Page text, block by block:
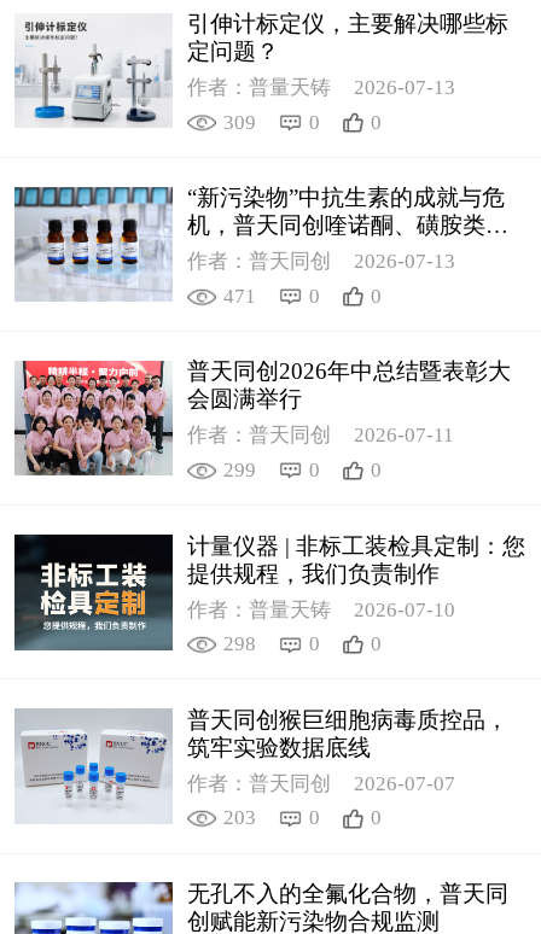
引伸计标定仪，主要解决哪些标
定问题？
作者：普量天铸
2026-07-13
309
0 0
“新污染物”中抗生素的成就与危
机，普天同创喹诺酮、磺胺类质
控新品筑牢环境安全防线
作者：普天同创
2026-07-13
471
0 0
普天同创2026年中总结暨表彰大
会圆满举行
作者：普天同创
2026-07-11
299
0 0
计量仪器 | 非标工装检具定制：您
提供规程，我们负责制作
作者：普量天铸
2026-07-10
298
0 0
普天同创猴巨细胞病毒质控品，
筑牢实验数据底线
作者：普天同创
2026-07-07
203
0 0
无孔不入的全氟化合物，普天同
创赋能新污染物合规监测